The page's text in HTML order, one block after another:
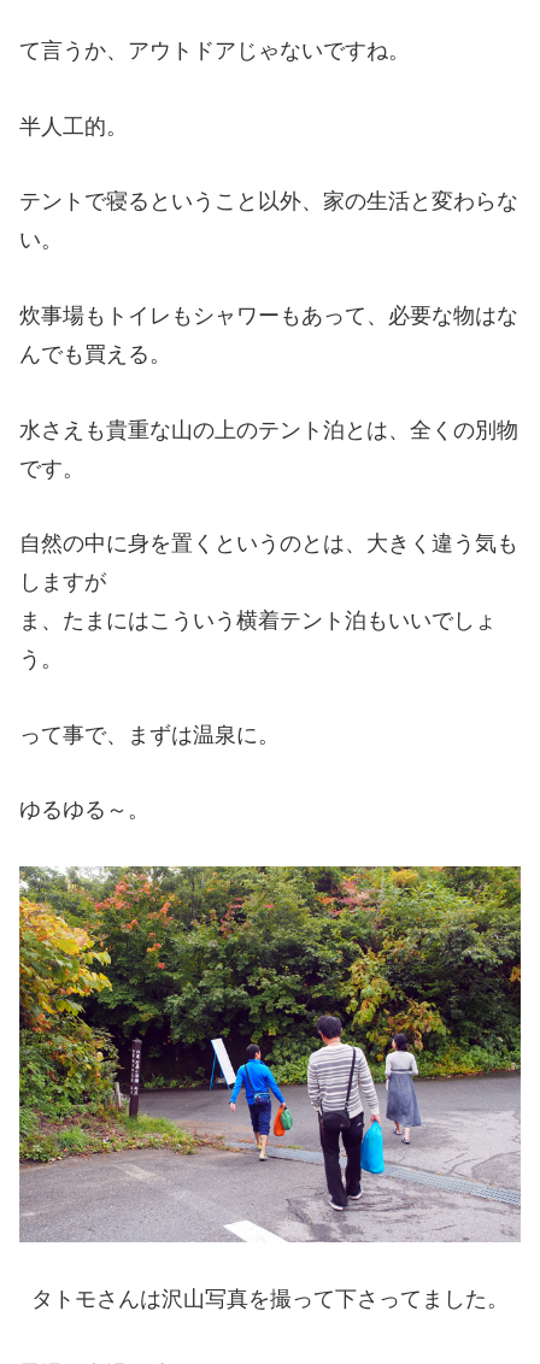
て言うか、アウトドアじゃないですね。
半人工的。
テントで寝るということ以外、家の生活と変わらな
い。
炊事場もトイレもシャワーもあって、必要な物はな
んでも買える。
水さえも貴重な山の上のテント泊とは、全くの別物
です。
自然の中に身を置くというのとは、大きく違う気も
しますが
ま、たまにはこういう横着テント泊もいいでしょ
う。
って事で、まずは温泉に。
ゆるゆる～。
タトモさんは沢山写真を撮って下さってました。